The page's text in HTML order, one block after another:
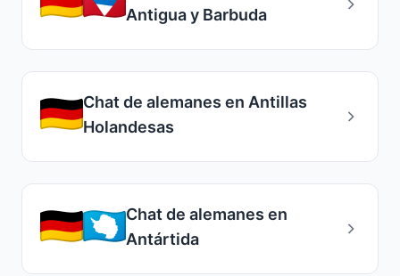
Antigua y Barbuda
Chat de alemanes en Antillas
Holandesas
Chat de alemanes en
Antártida